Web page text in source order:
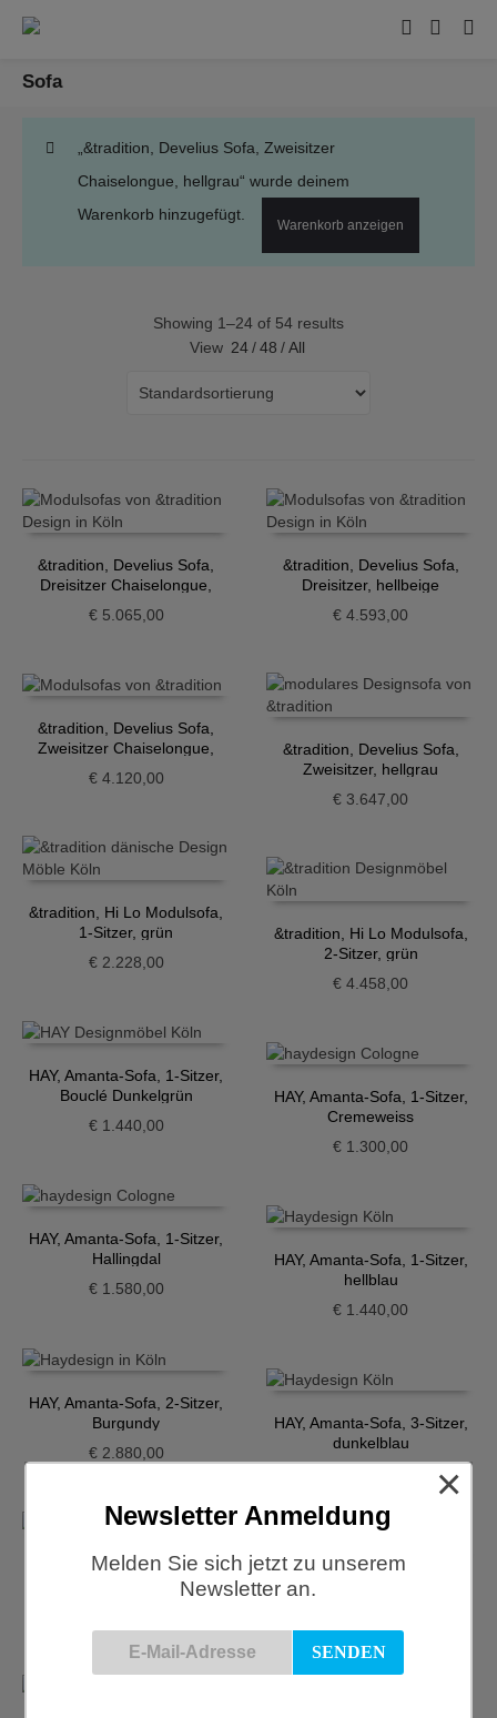
Sofa
„&tradition, Develius Sofa, Zweisitzer
Chaiselongue, hellgrau“ wurde deinem
Warenkorb hinzugefügt.
Warenkorb anzeigen
Showing 1–24 of 54 results
View 24 / 48 / All
&tradition, Develius Sofa,
Dreisitzer Chaiselongue,
€5.065,00
&tradition, Develius Sofa,
Dreisitzer, hellbeige
€ 4.593,00
&tradition, Develius Sofa,
Zweisitzer Chaiselongue,
€4.120,00
&tradition, Develius Sofa,
Zweisitzer, hellgrau
€ 3.647,00
&tradition, Hi Lo Modulsofa,
1-Sitzer, grün
€2.228,00
&tradition, Hi Lo Modulsofa,
2-Sitzer, grün
€ 4.458,00
HAY, Amanta-Sofa, 1-Sitzer,
Bouclé Dunkelgrün
€1.440,00
HAY, Amanta-Sofa, 1-Sitzer,
Cremeweiss
€ 1.300,00
HAY, Amanta-Sofa, 1-Sitzer,
Hallingdal
€1.580,00
HAY, Amanta-Sofa, 1-Sitzer,
hellblau
€ 1.440,00
HAY, Amanta-Sofa, 2-Sitzer,
Burgundy
€2.880,00
HAY, Amanta-Sofa, 3-Sitzer,
dunkelblau
HAY, Mags Sofa 2,5-Sitzer
Lounge, blaugrau
HAY, Mags Sofa 2,5-Sitzer,
€3.300,00
Newsletter Anmeldung
Melden Sie sich jetzt zu unserem
Newsletter an.
×